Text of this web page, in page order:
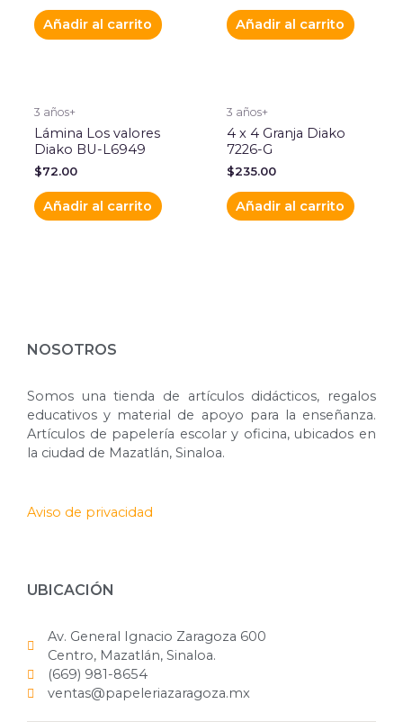
Añadir al carrito Añadir al carrito
3 años+
Lámina Los valores
Diako BU-L6949
$72.00
Añadir al carrito
3 años+
4 x 4 Granja Diako
7226-G
$235.00
Añadir al carrito
NOSOTROS
Somos una tienda de artículos didácticos, regalos
educativos y material de apoyo para la enseñanza.
Artículos de papelería escolar y oficina, ubicados en
la ciudad de Mazatlán, Sinaloa.
Aviso de privacidad
UBICACIÓN
Av. General Ignacio Zaragoza 600
Centro, Mazatlán, Sinaloa.
(669) 981-8654
ventas@papeleriazaragoza.mx